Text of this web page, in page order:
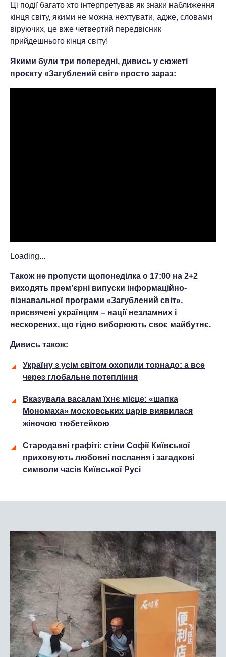
Ці події багато хто інтерпретував як знаки наближення
кінця світу, якими не можна нехтувати, адже, словами
віруючих, це вже четвертий передвісник
прийдешнього кінця світу!
Якими були три попередні, дивись у сюжеті
проєкту «Загублений світ» просто зараз:
Loading...
Також не пропусти щопонеділка о 17:00 на 2+2
виходять прем’єрні випуски інформаційно-
пізнавальної програми «Загублений світ»,
присвячені українцям – нації незламних і
нескорених, що гідно виборюють своє майбутнє.
Дивись також:
Україну з усім світом охопили торнадо: а все
через глобальне потепління
Вказувала васалам їхнє місце: «шапка
Мономаха» московських царів виявилася
жіночою тюбетейкою
Стародавні графіті: стіни Софії Київської
приховують любовні послання і загадкові
символи часів Київської Русі